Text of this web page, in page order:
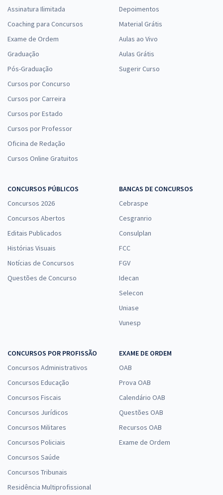
Assinatura Ilimitada
Coaching para Concursos
Exame de Ordem
Graduação
Pós-Graduação
Cursos por Concurso
Cursos por Carreira
Cursos por Estado
Cursos por Professor
Oficina de Redação
Cursos Online Gratuitos
Depoimentos
Material Grátis
Aulas ao Vivo
Aulas Grátis
Sugerir Curso
CONCURSOS PÚBLICOS
Concursos 2026
Concursos Abertos
Editais Publicados
Histórias Visuais
Notícias de Concursos
Questões de Concurso
BANCAS DE CONCURSOS
Cebraspe
Cesgranrio
Consulplan
FCC
FGV
Idecan
Selecon
Uniase
Vunesp
CONCURSOS POR PROFISSÃO
Concursos Administrativos
Concursos Educação
Concursos Fiscais
Concursos Jurídicos
Concursos Militares
Concursos Policiais
Concursos Saúde
Concursos Tribunais
Residência Multiprofissional
EXAME DE ORDEM
OAB
Prova OAB
Calendário OAB
Questões OAB
Recursos OAB
Exame de Ordem